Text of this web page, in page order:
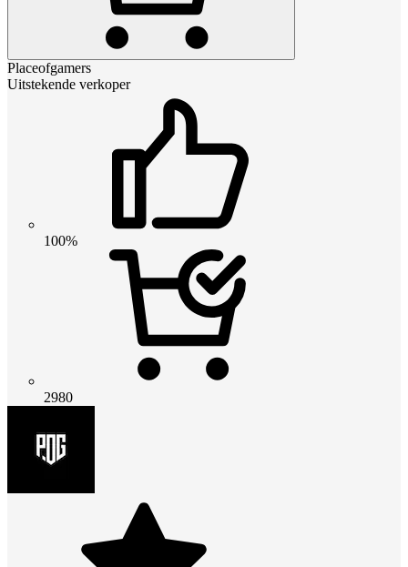
Placeofgamers
Uitstekende verkoper
100%
2980